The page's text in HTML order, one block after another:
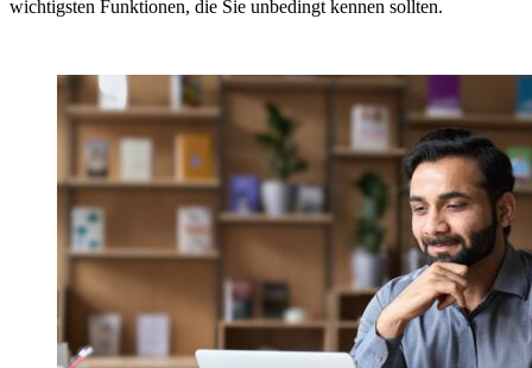
wichtigsten Funktionen, die Sie unbedingt kennen sollten.